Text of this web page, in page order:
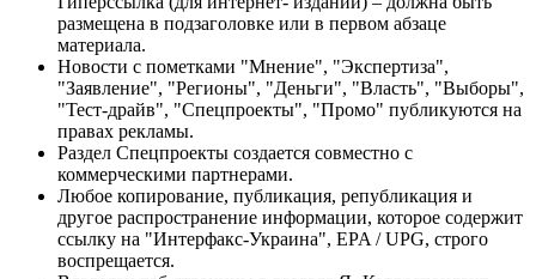
размещена в подзаголовке или в первом абзаце
материала.
Новости с пометками "Мнение", "Экспертиза",
"Заявление", "Регионы", "Деньги", "Власть", "Выборы",
"Тест-драйв", "Спецпроекты", "Промо" публикуются на
правах рекламы.
Раздел Спецпроекты создается совместно с
коммерческими партнерами.
Любое копирование, публикация, републикация и
другое распространение информации, которое содержит
ссылку на "Интерфакс-Украина", EPA / UPG, строго
воспрещается.